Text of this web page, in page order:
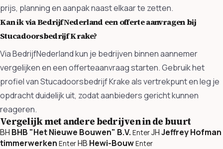
prijs, planning en aanpak naast elkaar te zetten.
Kan ik via BedrijfNederland een offerte aanvragen bij
Stucadoorsbedrijf Krake?
Via BedrijfNederland kun je bedrijven binnen aannemer
vergelijken en een offerteaanvraag starten. Gebruik het
profiel van Stucadoorsbedrijf Krake als vertrekpunt en leg je
opdracht duidelijk uit, zodat aanbieders gericht kunnen
reageren.
Vergelijk met andere bedrijven in de buurt
BH BHB "Het Nieuwe Bouwen" B.V. EnterJHJeffrey Hofman
timmerwerken EnterHB Hewi-BouwEnter